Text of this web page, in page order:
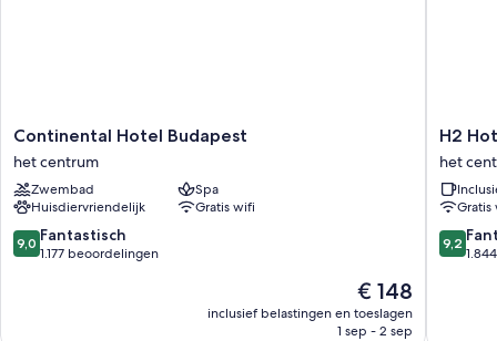
Continental
Hotel
Budapest
het
centrum
Continental Hotel Budapest
het centrum
Zwembad
Spa
Huisdiervriendelijk
Gratis wifi
9.0
van
9,0 Fantastisch
1.177 beoordelingen
De
prijs
is
€ 148
inclusief belastingen en toeslagen
1 sep - 2 sep
H2
Hotel
het
centrum
H2
het
Gratis
9.2
van
9,2